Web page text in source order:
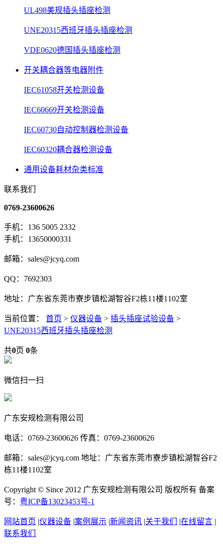
UL498美规插头插座检测
UNE20315西班牙插头插座检测
VDE0620德国插头插座检测
开关耦合器等电器附件
IEC61058开关检测设备
IEC60669开关检测设备
IEC60730自动控制器检测设备
IEC60320耦合器检测设备
通用设备耗材杂类标准
联系我们
0769-23600626
手机：136 5005 2332
手机：13650000331
邮箱：sales@jcyq.com
QQ：7692303
地址：广东省东莞市寮步镇松湖智谷F2栋11楼1102室
当前位置： 首页 > 仪器设备 > 插头插座试验设备 >
UNE20315西班牙插头插座检测
共0页 0条
微信扫一扫
广东安规检测有限公司
电话：0769-23600626 传真：0769-23600626
邮箱：sales@jcyq.com 地址：广东省东莞市寮步镇松湖智谷F2
栋11楼1102室
Copyright © Since 2012 广东安规检测有限公司 版权所有 备案
号： 粤ICP备13023453号-1
网站首页 |仪器设备 |案例展示 |新闻资讯 |关于我们 |在线留言 |
联系我们